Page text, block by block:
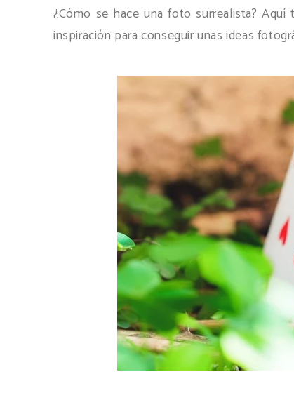
¿Cómo se hace una foto surrealista?
inspiración para conseguir unas ideas